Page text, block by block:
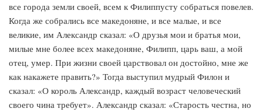
все города земли своей, всем к Филиппусту собраться повелев.
Когда же собрались все македоняне, и все малые, и все
великие, им Александр сказал: «О друзья мои и братья мои,
милые мне более всех македоняне, Филипп, царь ваш, а мой
отец, умер. При жизни своей царствовал он достойно, мне же
как накажете править?» Тогда выступил мудрый Филон и
сказал: «О король Александр, каждый возраст человеческий
своего чина требует». Александр сказал: «Старость честна, но